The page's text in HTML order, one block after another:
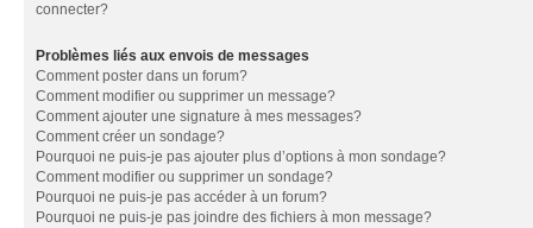
connecter?
Problèmes liés aux envois de messages
Comment poster dans un forum?
Comment modifier ou supprimer un message?
Comment ajouter une signature à mes messages?
Comment créer un sondage?
Pourquoi ne puis-je pas ajouter plus d’options à mon sondage?
Comment modifier ou supprimer un sondage?
Pourquoi ne puis-je pas accéder à un forum?
Pourquoi ne puis-je pas joindre des fichiers à mon message?